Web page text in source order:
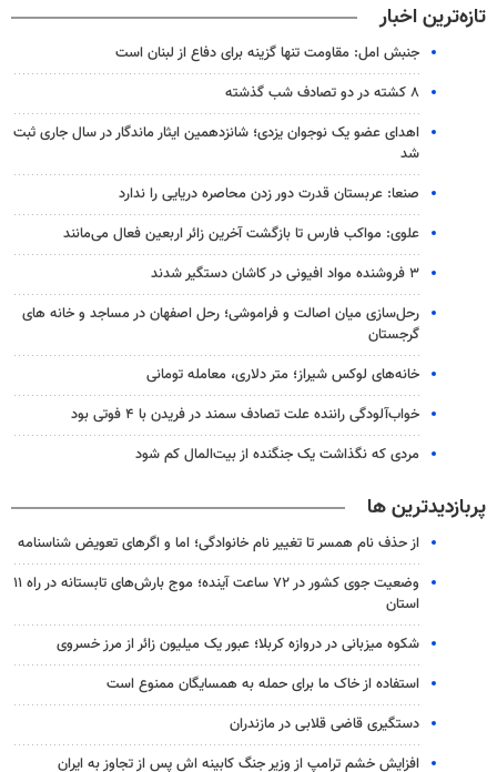
تازه‌ترین اخبار
جنبش امل: مقاومت تنها گزینه برای دفاع از لبنان است
۸ کشته در دو تصادف شب گذشته
اهدای عضو یک نوجوان یزدی؛ شانزدهمین ایثار ماندگار در سال جاری ثبت
شد
صنعا: عربستان قدرت دور زدن محاصره دریایی را ندارد
علوی: مواکب فارس تا بازگشت آخرین زائر اربعین فعال می‌مانند
۳ فروشنده مواد افیونی در کاشان دستگیر شدند
رحل‌سازی میان اصالت و فراموشی؛ رحل اصفهان در مساجد و خانه های
گرجستان
خانه‌های لوکس شیراز؛ متر دلاری، معامله تومانی
خواب‌آلودگی راننده علت تصادف سمند در فریدن با ۴ فوتی بود
مردی که نگذاشت یک جنگنده از بیت‌المال کم شود
پربازدیدترین ها
از حذف نام همسر تا تغییر نام خانوادگی؛ اما و اگرهای تعویض شناسنامه
وضعیت جوی کشور در ۷۲ ساعت آینده؛ موج بارش‌های تابستانه در راه ۱۱
استان
شکوه میزبانی در دروازه کربلا؛ عبور یک میلیون زائر از مرز خسروی
استفاده از خاک ما برای حمله به همسایگان ممنوع است
دستگیری قاضی قلابی در مازندران
افزایش خشم ترامپ از وزیر جنگ کابینه اش پس از تجاوز به ایران